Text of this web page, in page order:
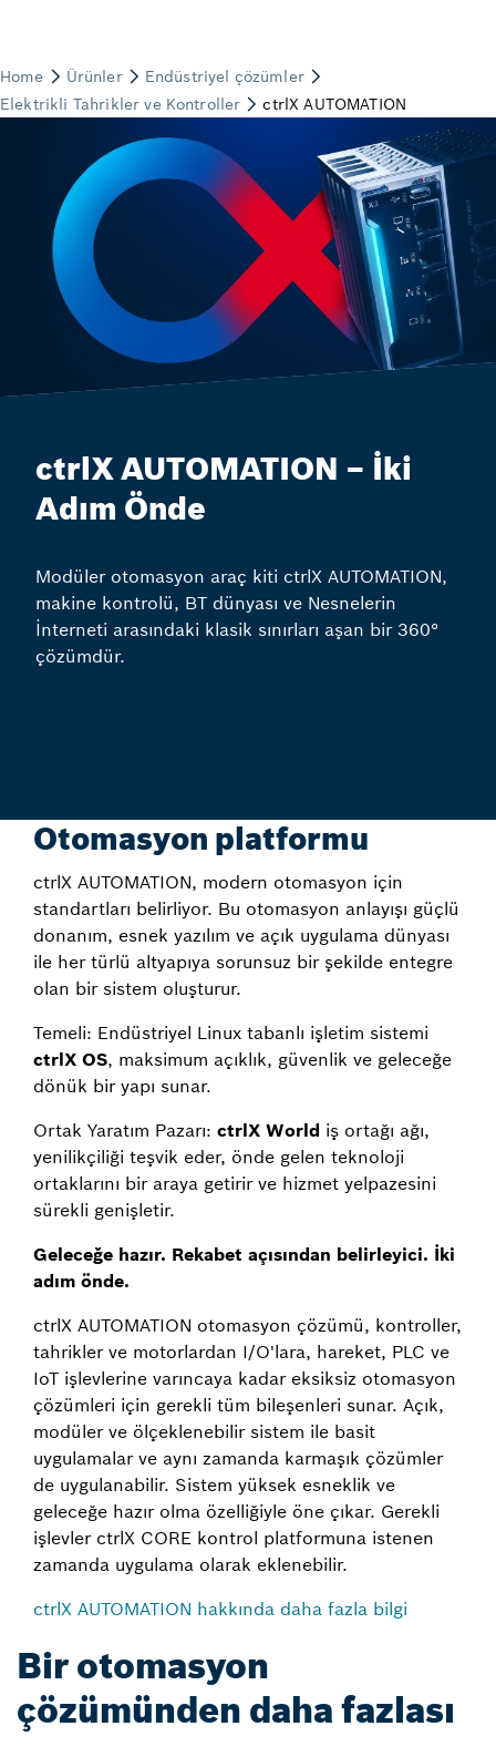
ctrlX AUTOMATION – İki
Adım Önde
Modüler otomasyon araç kiti ctrlX AUTOMATION,
makine kontrolü, BT dünyası ve Nesnelerin
İnterneti arasındaki klasik sınırları aşan bir 360°
çözümdür.
Otomasyon platformu
ctrlX AUTOMATION, modern otomasyon için
standartları belirliyor. Bu otomasyon anlayışı güçlü
donanım, esnek yazılım ve açık uygulama dünyası
ile her türlü altyapıya sorunsuz bir şekilde entegre
olan bir sistem oluşturur.
Temeli: Endüstriyel Linux tabanlı işletim sistemi
ctrlX OS, maksimum açıklık, güvenlik ve geleceğe
dönük bir yapı sunar.
Ortak Yaratım Pazarı: ctrlX World iş ortağı ağı,
yenilikçiliği teşvik eder, önde gelen teknoloji
ortaklarını bir araya getirir ve hizmet yelpazesini
sürekli genişletir.
Geleceğe hazır. Rekabet açısından belirleyici. İki
adım önde.
ctrlX AUTOMATION otomasyon çözümü, kontroller,
tahrikler ve motorlardan I/O'lara, hareket, PLC ve
IoT işlevlerine varıncaya kadar eksiksiz otomasyon
çözümleri için gerekli tüm bileşenleri sunar. Açık,
modüler ve ölçeklenebilir sistem ile basit
uygulamalar ve aynı zamanda karmaşık çözümler
de uygulanabilir. Sistem yüksek esneklik ve
geleceğe hazır olma özelliğiyle öne çıkar. Gerekli
işlevler ctrlX CORE kontrol platformuna istenen
zamanda uygulama olarak eklenebilir.
ctrlX AUTOMATION hakkında daha fazla bilgi
Bir otomasyon
çözümünden daha fazlası